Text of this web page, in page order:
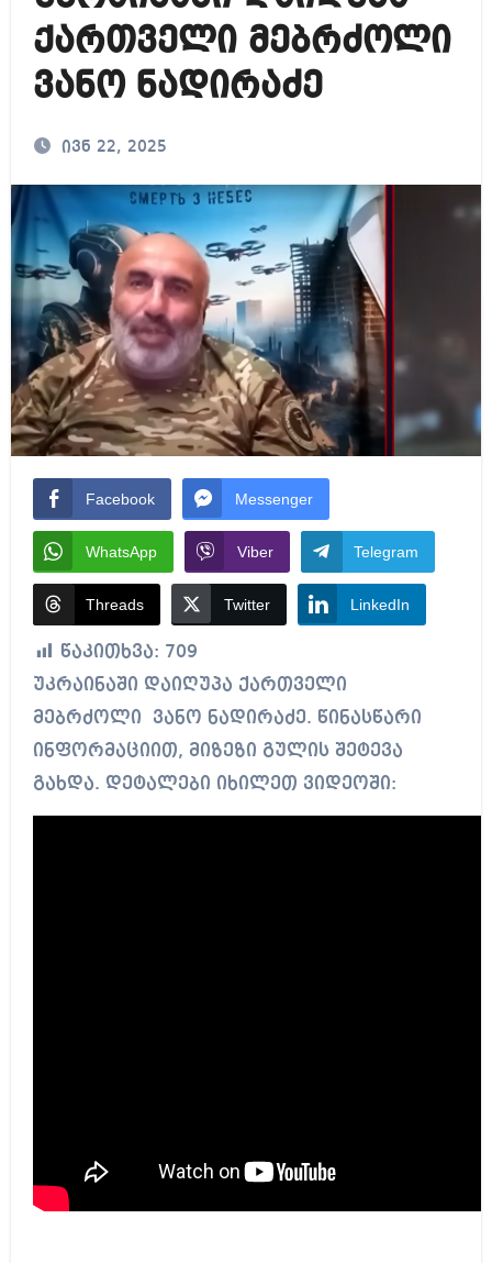
ქართველი მებრძოლი
ვანო ნადირაძე
ივნ 22, 2025
Facebook Messenger
WhatsApp Viber Telegram
Threads Twitter LinkedIn
წაკითხვა: 709
უკრაინაში დაიღუპა ქართველი
მებრძოლი ვანო ნადირაძე. წინასწარი
ინფორმაციით, მიზეზი გულის შეტევა
გახდა. დეტალები იხილეთ ვიდეოში: